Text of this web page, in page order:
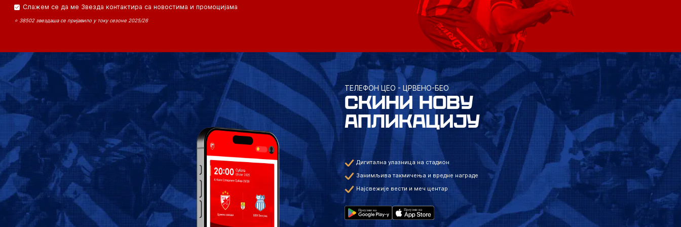
Слажем се да ме Звезда контактира са новостима и промоцијама
⭐ 38502 звездаша се пријавило у току сезоне 2025/26
ТЕЛЕФОН ЦЕО - ЦРВЕНО-БЕО
СКИНИ НОВУ
АПЛИКАЦИЈУ
Дигитална улазница на стадион
Занимљива такмичења и вредне награде
Најсвежије вести и меч центар